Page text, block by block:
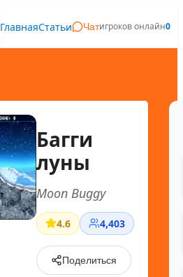
ГлавнаяСтатьи Чатигроков онлайн0
Багги
луны
Moon Buggy
4.6 4,403
Поделиться